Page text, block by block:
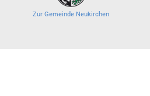
Zur Gemeinde Neukirchen